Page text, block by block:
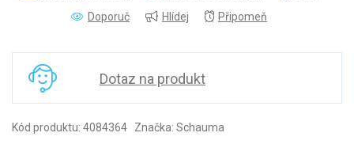
Doporuč
Hlídej Připomeň
Dotaz na produkt
Kód produktu: 4084364 Značka: Schauma